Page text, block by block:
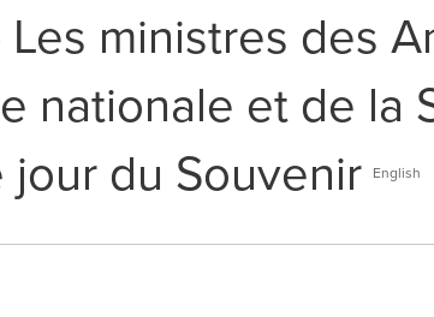
ministres des
nationale et de la
du Souvenir English